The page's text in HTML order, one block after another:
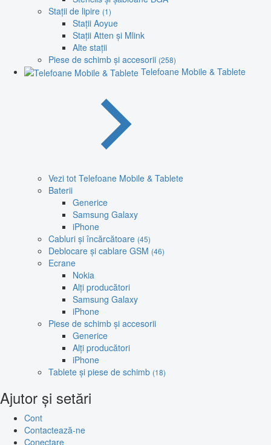
Stații de lipire (1)
Stații Aoyue
Stații Atten și Mlink
Alte stații
Piese de schimb și accesorii (258)
Telefoane Mobile & Tablete
Vezi tot Telefoane Mobile & Tablete
Baterii
Generice
Samsung Galaxy
iPhone
Cabluri și încărcătoare (45)
Deblocare și cablare GSM (46)
Ecrane
Nokia
Alți producători
Samsung Galaxy
iPhone
Piese de schimb și accesorii
Generice
Alți producători
iPhone
Tablete și piese de schimb (18)
Ajutor și setări
Cont
Contactează-ne
Conectare